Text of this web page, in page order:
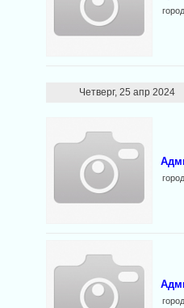
Четверг, 25 апр 2024